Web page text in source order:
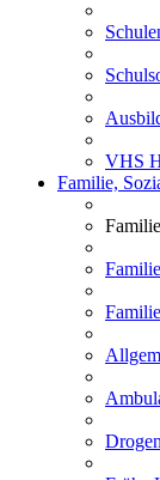
VHS
Familie,
Familie